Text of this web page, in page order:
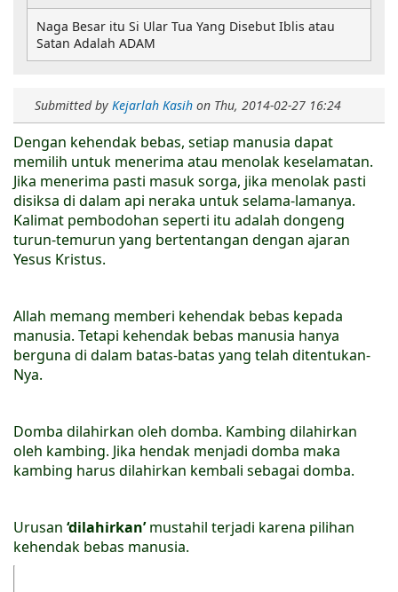
Submitted by Kejarlah Kasih on Thu, 2014-02-27 16:24
Dengan kehendak bebas, setiap manusia dapat
memilih untuk menerima atau menolak keselamatan.
Jika menerima pasti masuk sorga, jika menolak pasti
disiksa di dalam api neraka untuk selama-lamanya.
Kalimat pembodohan seperti itu adalah dongeng
turun-temurun yang bertentangan dengan ajaran
Yesus Kristus.
Allah memang memberi kehendak bebas kepada
manusia. Tetapi kehendak bebas manusia hanya
berguna di dalam batas-batas yang telah ditentukan-
Nya.
Domba dilahirkan oleh domba. Kambing dilahirkan
oleh kambing. Jika hendak menjadi domba maka
kambing harus dilahirkan kembali sebagai domba.
Urusan ‘dilahirkan’mustahil terjadi karena pilihan
kehendak bebas manusia.
Naga Besar itu Si Ular Tua Yang Disebut Iblis atau
Satan Adalah ADAM